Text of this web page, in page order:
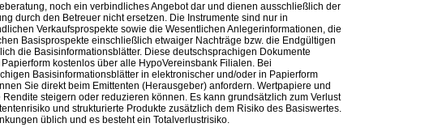
noch ein verbindliches Angebot dar und dienen ausschließlich der
durch den Betreuer nicht ersetzen. Die Instrumente sind nur in
Verkaufsprospekte sowie die Wesentlichen Anlegerinformationen, die
Basisprospekte einschließlich etwaiger Nachträge bzw. die Endgültigen
die Basisinformationsblätter. Diese deutschsprachigen Dokumente
kostenlos über alle HypoVereinsbank Filialen. Bei
Basisinformationsblätter in elektronischer und/oder in Papierform
Sie direkt beim Emittenten (Herausgeber) anfordern. Wertpapiere und
steigern oder reduzieren können. Es kann grundsätzlich zum Verlust
und strukturierte Produkte zusätzlich dem Risiko des Basiswertes.
üblich und es besteht ein Totalverlustrisiko.